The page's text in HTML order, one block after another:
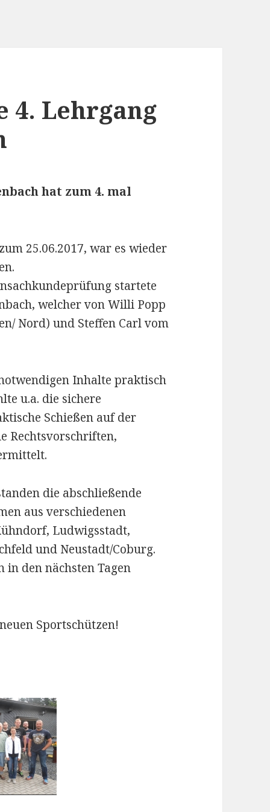
4. Lehrgang
hat zum 4. mal
25.06.2017, war es wieder
startete
welcher von Willi Popp
Nord) und Steffen Carl vom
Inhalte praktisch
u.a. die sichere
Schießen auf der
Rechtsvorschriften,
die abschließende
aus verschiedenen
Ludwigsstadt,
und Neustadt/Coburg.
in den nächsten Tagen
Sportschützen!